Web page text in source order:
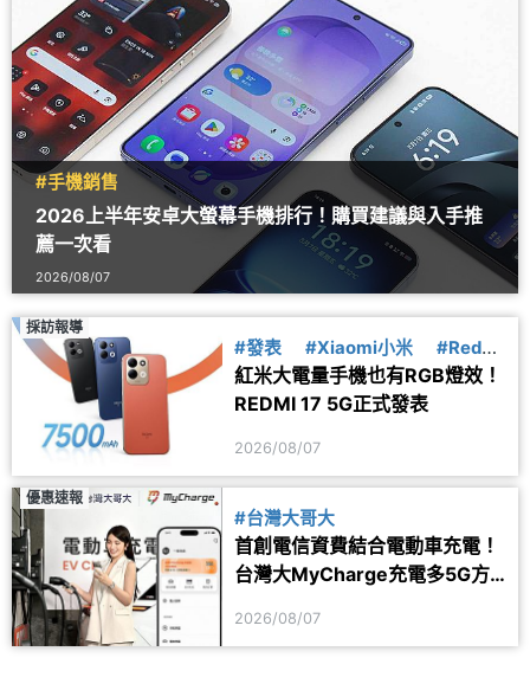
#手機銷售
2026上半年安卓大螢幕手機排行！購買建議與入手推
薦一次看
2026/08/07
採訪報導
#發表 #Xiaomi小米
#Redmi
紅米
紅米大電量手機也有RGB燈效！
REDMI 17 5G正式發表
2026/08/07
優惠速報
#台灣大哥大
首創電信資費結合電動車充電！
台灣大MyCharge充電多5G方
2026/08/07